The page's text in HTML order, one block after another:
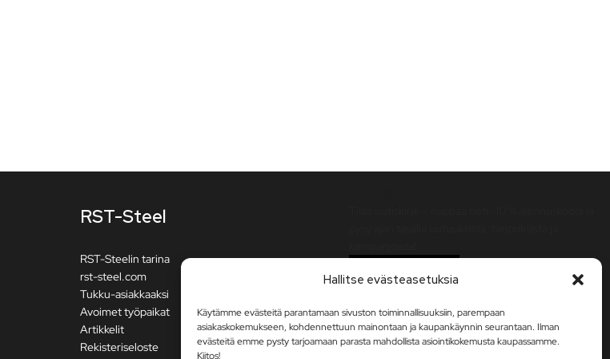
Hallitse evästeasetuksia
Käytämme evästeitä parantamaan sivuston toiminnallisuuksiin, parempaan
asiakaskokemukseen, kohdennettuun mainontaan ja kaupankäynnin seurantaan. Ilman
evästeitä emme pysty tarjoamaan parasta mahdollista asiointikokemusta kaupassamme.
Kiitos!
RST-Steel
RST-Steelin tarina
rst-steel.com
Tukku-asiakkaaksi
Avoimet työpaikat
Artikkelit
Rekisteriseloste
Tilaa uutiskirje